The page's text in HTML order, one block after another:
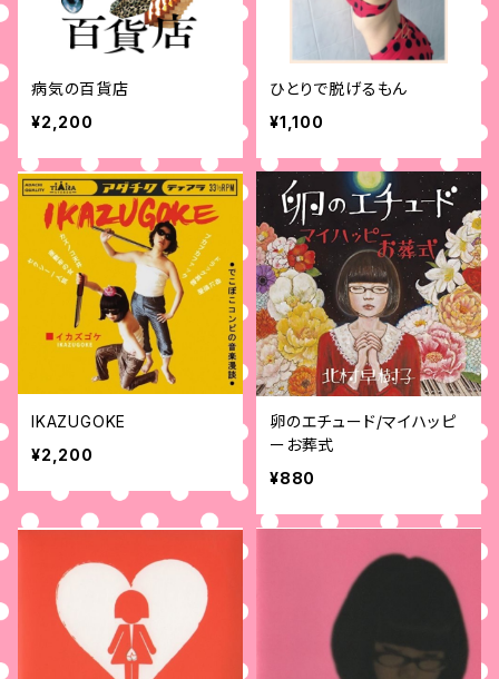
病気の百貨店
¥2,200
ひとりで脱げるもん
¥1,100
IKAZUGOKE
¥2,200
卵のエチュード/マイハッピ
ーお葬式
¥880